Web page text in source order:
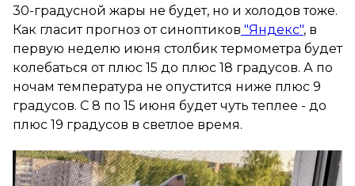
30-градусной жары не будет, но и холодов тоже.
Как гласит прогноз от синоптиков "Яндекс", в
первую неделю июня столбик термометра будет
колебаться от плюс 15 до плюс 18 градусов. А по
ночам температура не опустится ниже плюс 9
градусов. С 8 по 15 июня будет чуть теплее - до
плюс 19 градусов в светлое время.